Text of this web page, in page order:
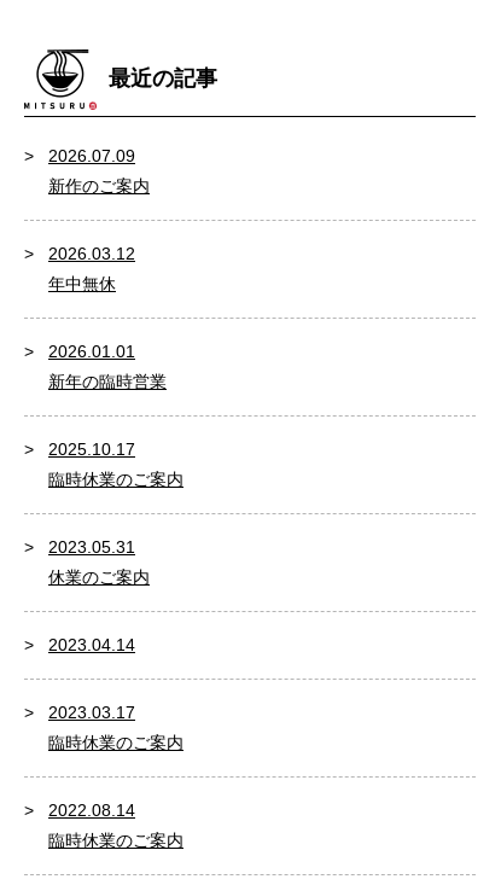
最近の記事
2026.07.09
新作のご案内
2026.03.12
年中無休
2026.01.01
新年の臨時営業
2025.10.17
臨時休業のご案内
2023.05.31
休業のご案内
2023.04.14
2023.03.17
臨時休業のご案内
2022.08.14
臨時休業のご案内